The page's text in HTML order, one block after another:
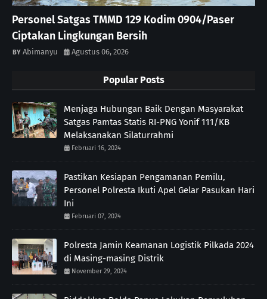
Personel Satgas TMMD 129 Kodim 0904/Paser
Ciptakan Lingkungan Bersih
Abimanyu Agustus 06, 2026
Popular Posts
Menjaga Hubungan Baik Dengan Masyarakat
Satgas Pamtas Statis RI-PNG Yonif 111/KB
Melaksanakan Silaturrahmi
Februari 16, 2024
Pastikan Kesiapan Pengamanan Pemilu,
Personel Polresta Ikuti Apel Gelar Pasukan Hari
Ini
Februari 07, 2024
Polresta Jamin Keamanan Logistik Pilkada 2024
di Masing-masing Distrik
November 29, 2024